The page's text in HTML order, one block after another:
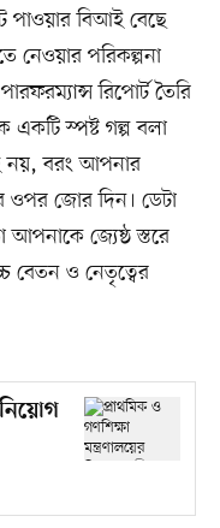
পাওয়ার বিআই বেছে
নেওয়ার পরিকল্পনা
রিপোর্ট তৈরি
একটি স্পষ্ট গল্প বলা
নয়, বরং আপনার
ওপর জোর দিন। ডেটা
আপনাকে জ্যেষ্ঠ স্তরে
বেতন ও নেতৃত্বের
নিয়োগ